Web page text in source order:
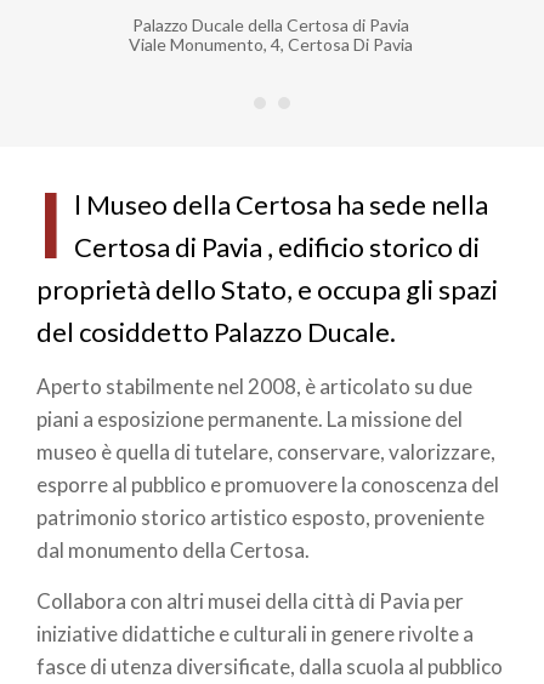
Palazzo Ducale della Certosa di Pavia
Viale Monumento, 4, Certosa Di Pavia
I l Museo della Certosa ha sede nella
Certosa di Pavia , edificio storico di
proprietà dello Stato, e occupa gli spazi
del cosiddetto Palazzo Ducale.
Aperto stabilmente nel 2008, è articolato su due
piani a esposizione permanente. La missione del
museo è quella di tutelare, conservare, valorizzare,
esporre al pubblico e promuovere la conoscenza del
patrimonio storico artistico esposto, proveniente
dal monumento della Certosa.
Collabora con altri musei della città di Pavia per
iniziative didattiche e culturali in genere rivolte a
fasce di utenza diversificate, dalla scuola al pubblico